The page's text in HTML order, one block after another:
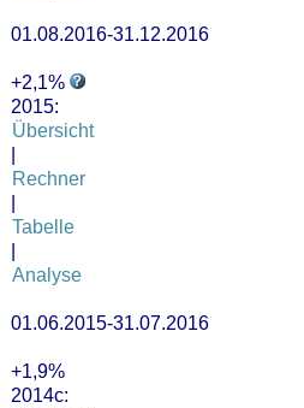
01.08.2016-31.12.2016
+2,1%
2015:
Übersicht
Rechner
Tabelle
Analyse
01.06.2015-31.07.2016
+1,9%
2014c: